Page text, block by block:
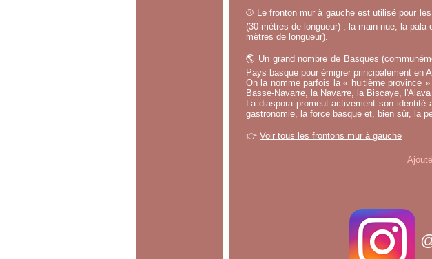
⚾ Le fronton mur à gauche est utilisé pour
(30 mètres de longueur) ; la main nue, la
mètres de longueur).
🌎 Un grand nombre de Basques
Pays basque pour émigrer principalement en
On la nomme parfois la « huitième province
Basse-Navarre, la Navarre, la Biscaye,
La diaspora promeut activement son
gastronomie, la force basque et, bien sûr, la
👉 Voir tous les frontons mur à gauche